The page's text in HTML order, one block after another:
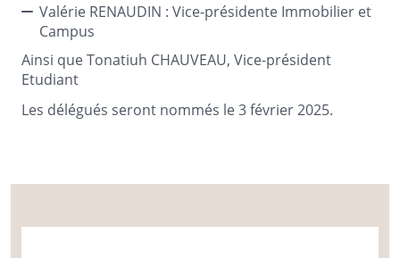
Valérie RENAUDIN : Vice-présidente Immobilier et
Campus
Ainsi que Tonatiuh CHAUVEAU, Vice-président
Etudiant
Les délégués seront nommés le 3 février 2025.